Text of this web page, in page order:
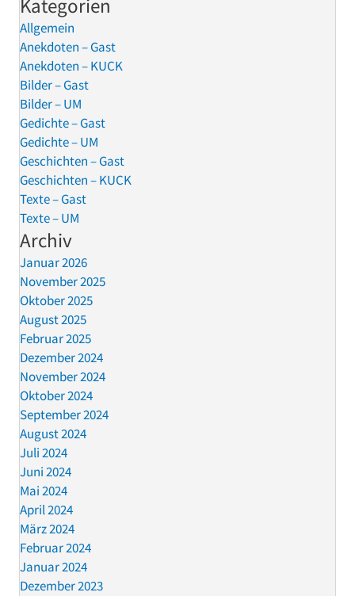
Kategorien
Allgemein
Anekdoten – Gast
Anekdoten – KUCK
Bilder – Gast
Bilder – UM
Gedichte – Gast
Gedichte – UM
Geschichten – Gast
Geschichten – KUCK
Texte – Gast
Texte – UM
Archiv
Januar 2026
November 2025
Oktober 2025
August 2025
Februar 2025
Dezember 2024
November 2024
Oktober 2024
September 2024
August 2024
Juli 2024
Juni 2024
Mai 2024
April 2024
März 2024
Februar 2024
Januar 2024
Dezember 2023